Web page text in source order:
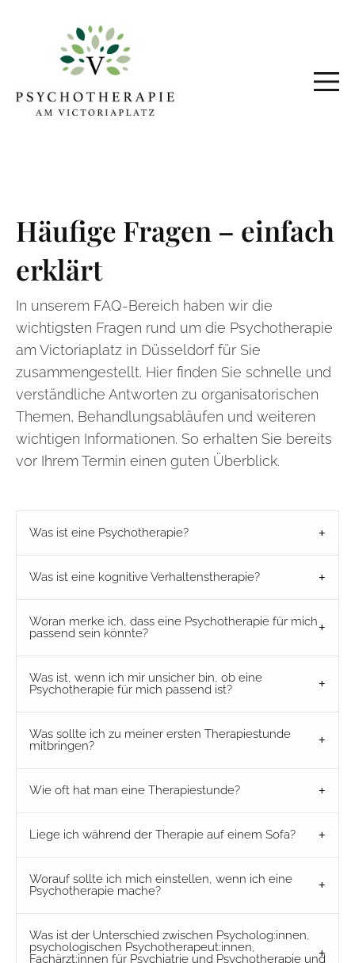
Häufige Fragen – einfach
erklärt
In unserem FAQ-Bereich haben wir die
wichtigsten Fragen rund um die Psychotherapie
am Victoriaplatz in Düsseldorf für Sie
zusammengestellt. Hier finden Sie schnelle und
verständliche Antworten zu organisatorischen
Themen, Behandlungsabläufen und weiteren
wichtigen Informationen. So erhalten Sie bereits
vor Ihrem Termin einen guten Überblick.
Was ist eine Psychotherapie?
Was ist eine kognitive Verhaltenstherapie?
Woran merke ich, dass eine Psychotherapie für mich
passend sein könnte?
Was ist, wenn ich mir unsicher bin, ob eine
Psychotherapie für mich passend ist?
Was sollte ich zu meiner ersten Therapiestunde
mitbringen?
Wie oft hat man eine Therapiestunde?
Liege ich während der Therapie auf einem Sofa?
Worauf sollte ich mich einstellen, wenn ich eine
Psychotherapie mache?
Was ist der Unterschied zwischen Psycholog:innen,
psychologischen Psychotherapeut:innen,
Fachärzt:innen für Psychiatrie und Psychotherapie und